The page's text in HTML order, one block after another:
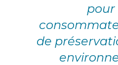
pour
de